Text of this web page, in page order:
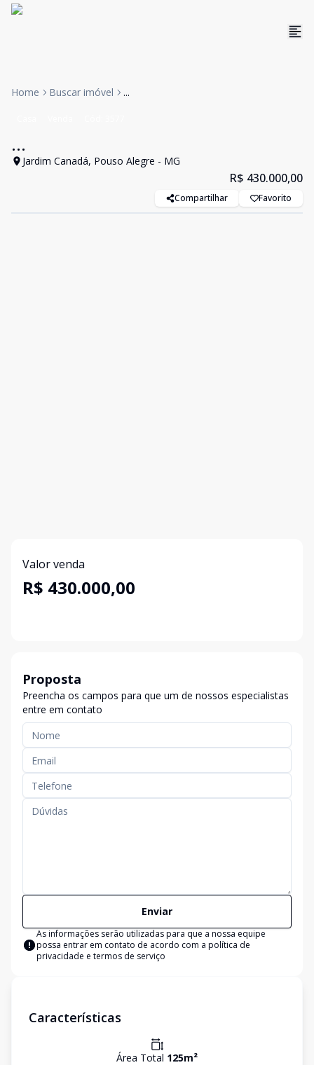
Home Buscar imóvel ...
...
Jardim Canadá, Pouso Alegre - MG
R$ 430.000,00
Compartilhar Favorito
Valor venda
R$ 430.000,00
Proposta
Preencha os campos para que um de nossos especialistas
entre em contato
Enviar
As informações serão utilizadas para que a nossa equipe
possa entrar em contato de acordo com a política de
privacidade e termos de serviço
Características
Área Total 125m²